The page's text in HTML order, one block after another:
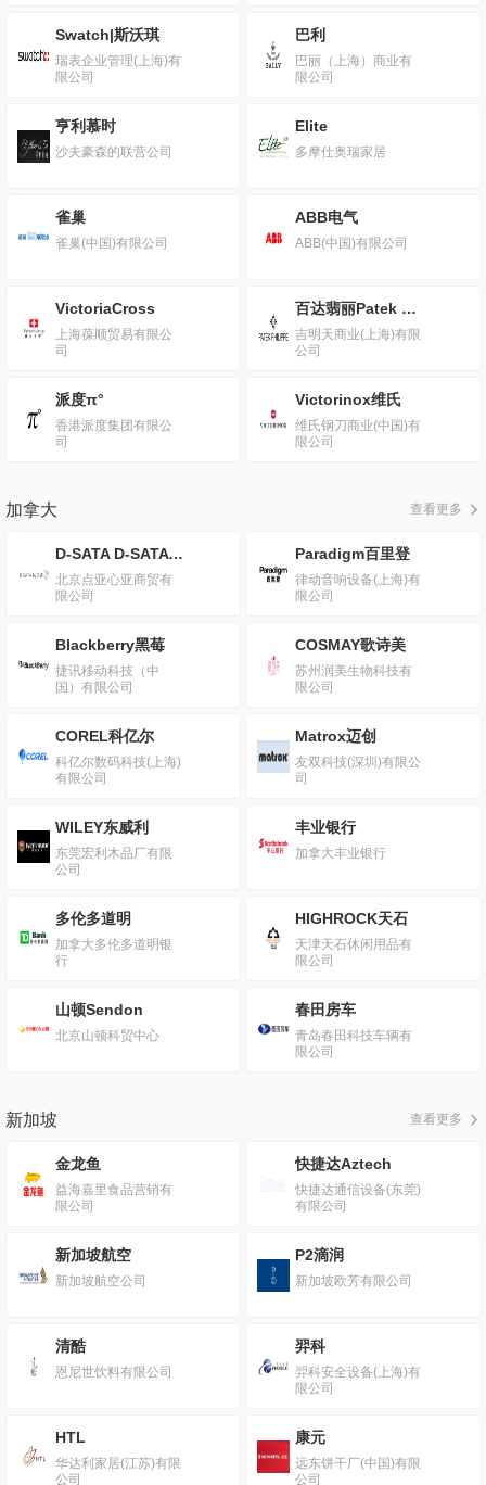
Swatch|斯沃琪
瑞表企业管理(上海)有
限公司
巴利
巴丽（上海）商业有
限公司
亨利慕时
沙夫豪森的联营公司
Elite
多摩仕奥瑞家居
雀巢
雀巢(中国)有限公司
ABB电气
ABB(中国)有限公司
VictoriaCross
上海葆顺贸易有限公
司
百达翡丽Patek Philippe
吉明天商业(上海)有限
公司
派度π°
香港派度集团有限公
司
Victorinox维氏
维氏钢刀商业(中国)有
限公司
加拿大 查看更多
D-SATA D-SATA by CuR
北京点亚心亚商贸有
限公司
Paradigm百里登
律动音响设备(上海)有
限公司
Blackberry黑莓
捷讯移动科技（中
国）有限公司
COSMAY歌诗美
苏州润美生物科技有
限公司
COREL科亿尔
科亿尔数码科技(上海)
有限公司
Matrox迈创
友双科技(深圳)有限公
司
WILEY东威利
东莞宏利木品厂有限
公司
丰业银行
加拿大丰业银行
多伦多道明
加拿大多伦多道明银
行
HIGHROCK天石
天津天石休闲用品有
限公司
山顿Sendon
北京山顿科贸中心
春田房车
青岛春田科技车辆有
限公司
新加坡 查看更多
金龙鱼
益海嘉里食品营销有
限公司
快捷达Aztech
快捷达通信设备(东莞)
有限公司
新加坡航空
新加坡航空公司
P2滴润
新加坡欧芳有限公司
清酷
恩尼世饮料有限公司
羿科
羿科安全设备(上海)有
限公司
HTL
华达利家居(江苏)有限
公司
康元
远东饼干厂(中国)有限
公司